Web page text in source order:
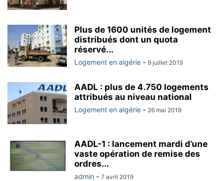
Plus de 1600 unités de logement
distribués dont un quota
réservé...
Logement en algérie - 9 juillet 2019
AADL : plus de 4.750 logements
attribués au niveau national
Logement en algérie - 26 mai 2019
AADL-1 : lancement mardi d’une
vaste opération de remise des
ordres...
admin - 7 avril 2019